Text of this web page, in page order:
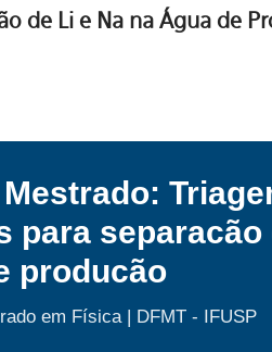
de Li e Na na Água de
para separacão
producão
em Física | DFMT - IFUSP